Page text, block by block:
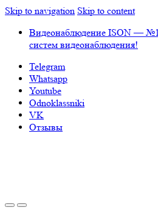
Skip to navigation Skip to content
Видеонаблюдение ISON —
систем видеонаблюдения!
Telegram
Whatsapp
Youtube
Odnoklassniki
VK
Отзывы